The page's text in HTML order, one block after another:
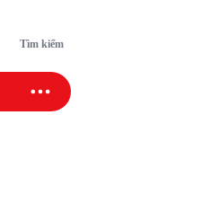
Tìm kiếm
SAO SPORT